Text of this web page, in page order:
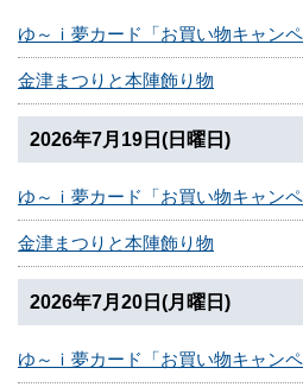
ゆ～ｉ夢カード「お買い物キャン
金津まつりと本陣飾り物
2026年7月19日(日曜日)
ゆ～ｉ夢カード「お買い物キャン
金津まつりと本陣飾り物
2026年7月20日(月曜日)
ゆ～ｉ夢カード「お買い物キャン